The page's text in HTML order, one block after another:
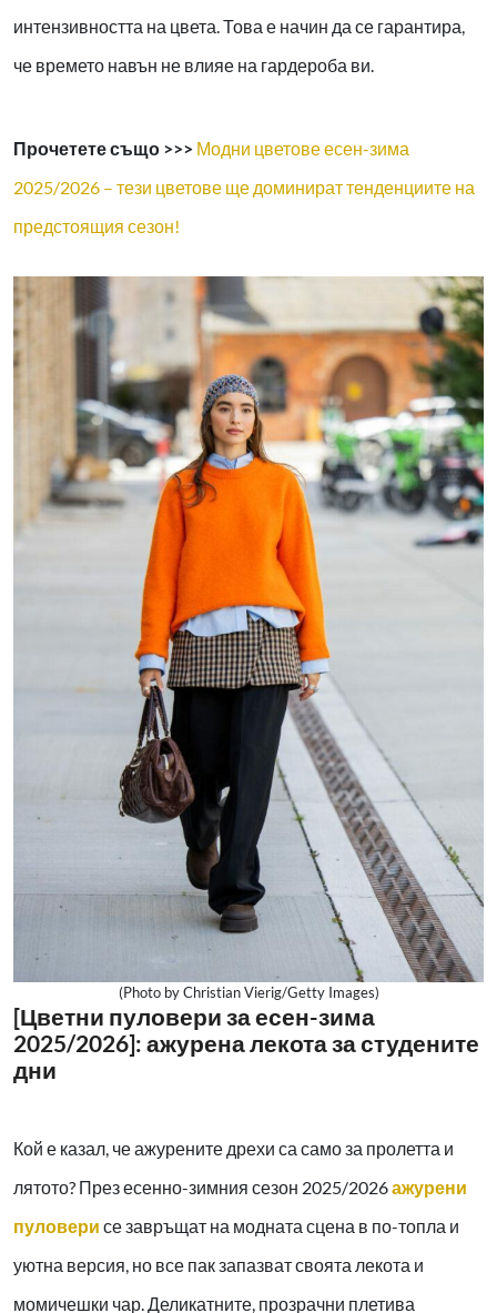
интензивността на цвета. Това е начин да се гарантира,
че времето навън не влияе на гардероба ви.
Прочетете също >>> Модни цветове есен-зима
2025/2026 – тези цветове ще доминират тенденциите на
предстоящия сезон!
(Photo by Christian Vierig/Getty Images)
[Цветни пуловери за есен-зима
2025/2026]: ажурена лекота за студените
дни
Кой е казал, че ажурените дрехи са само за пролетта и
лятото? През есенно-зимния сезон 2025/2026ажурени
пуловери се завръщат на модната сцена в по-топла и
уютна версия, но все пак запазват своята лекота и
момичешки чар. Деликатните, прозрачни плетива